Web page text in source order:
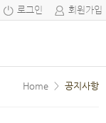
로그인 회원가입
Home > 공지사항